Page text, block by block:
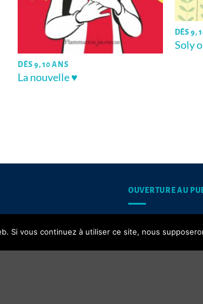
DÈS 9, 10 ANS
La nouvelle ♥
DÈS 9,
Soly
OUVERTURE AU
Si vous continuez à utiliser ce site, nous